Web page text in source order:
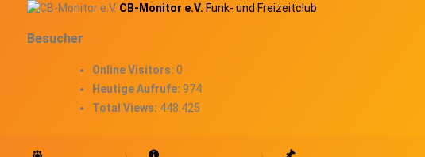
content
CB-Monitor e.V. Funk- und Freizeitclub
Besucher
Online Visitors: 0
Heutige Aufrufe: 974
Total Views: 448.425